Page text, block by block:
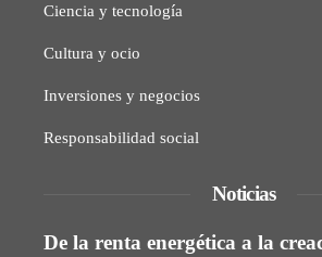
Ciencia y tecnología
Cultura y ocio
Inversiones y negocios
Responsabilidad social
Noticias
De la renta energética a la